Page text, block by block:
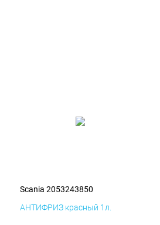
Scania 2053243850
АНТИФРИЗ красный 1л.